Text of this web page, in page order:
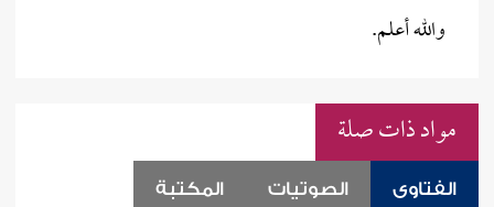
والله أعلم.
مواد ذات صلة
الفتاوى الصوتيات المكتبة